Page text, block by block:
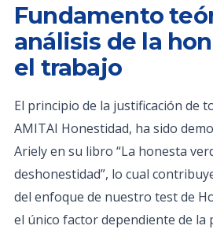
Fundamento
análisis de la
el trabajo
El principio de la justificación de
AMITAI Honestidad, ha sido
Ariely en su libro “La honesta
deshonestidad”, lo cual
del enfoque de nuestro test de
el único factor dependiente de la